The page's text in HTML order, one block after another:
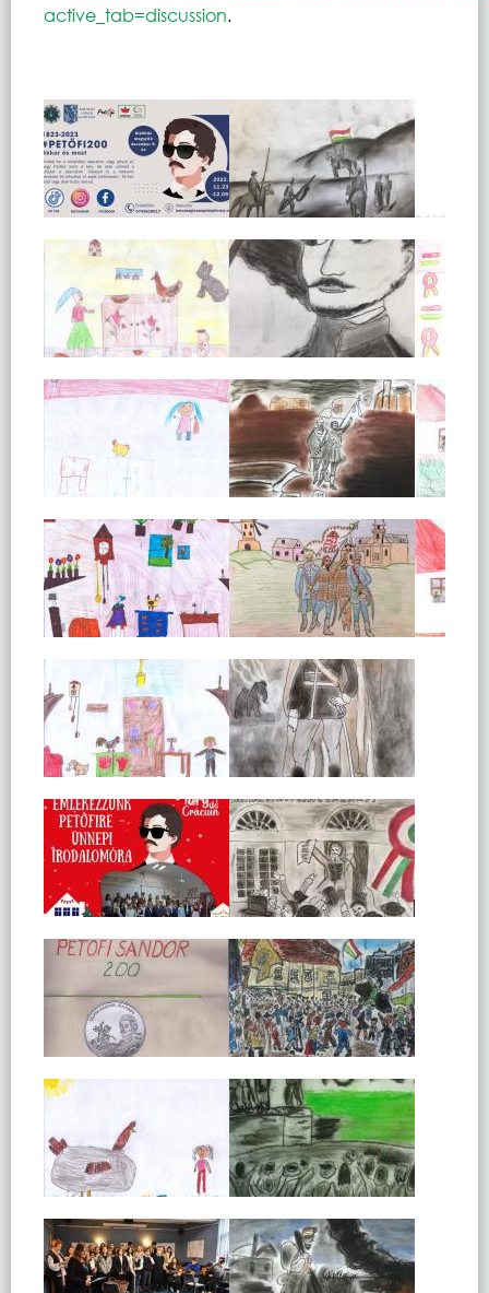
active_tab=discussion.